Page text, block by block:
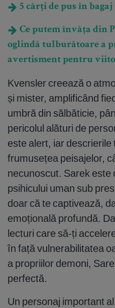
5 cărți de pus în
Ce putem învăța din
oglindă tulburătoare a
avertisment pentru
Kvensler creează o
și mister, amplificând
umbră din sălbăticie,
pericolul alături de
este alert, iar
frumusețea peisajelor,
necunoscut. Sarek este
psihicului uman sub
doar că te captivează,
emoțională profundă.
lecturi care să-ți
în față vulnerabilitatea
a propriilor demoni,
perfectă.
Un personaj important